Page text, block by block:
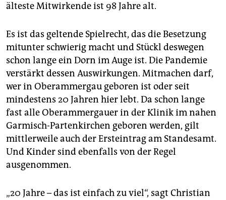
älteste Mitwirkende ist 98 Jahre alt.
Es ist das geltende Spielrecht, das die Besetzung
mitunter schwierig macht und Stückl deswegen
schon lange ein Dorn im Auge ist. Die Pandemie
verstärkt dessen Auswirkungen. Mitmachen darf,
wer in Oberammergau geboren ist oder seit
mindestens 20 Jahren hier lebt. Da schon lange
fast alle Oberammergauer in der Klinik im nahen
Garmisch-Partenkirchen geboren werden, gilt
mittlerweile auch der Ersteintrag am Standesamt.
Und Kinder sind ebenfalls von der Regel
ausgenommen.
„20 Jahre – das ist einfach zu viel“, sagt Christian